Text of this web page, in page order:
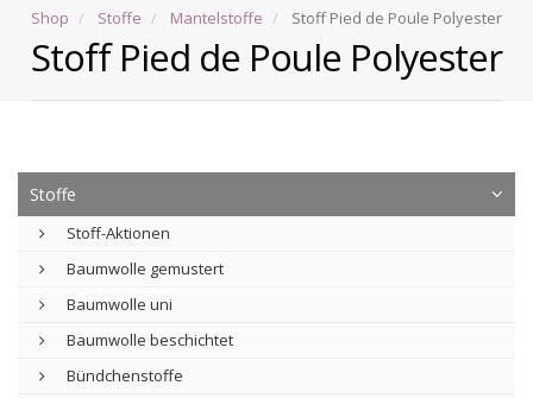
Shop Stoffe Mantelstoffe Stoff Pied de Poule Polyester
Stoff Pied de Poule Polyester
Stoffe
Stoff-Aktionen
Baumwolle gemustert
Baumwolle uni
Baumwolle beschichtet
Bündchenstoffe